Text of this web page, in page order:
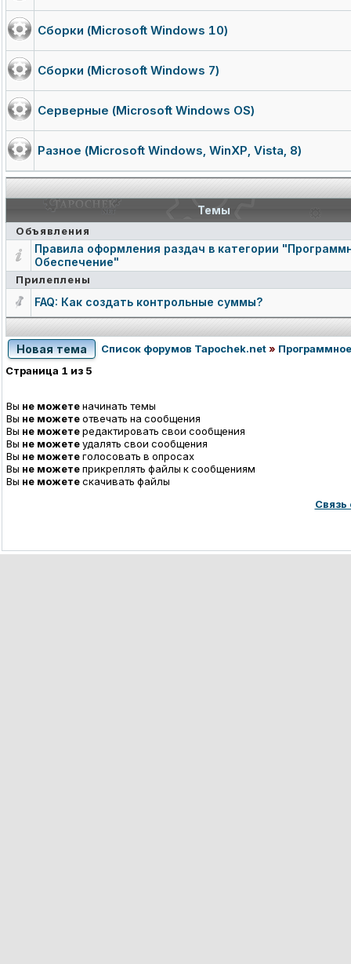
Сборки (Microsoft Windows 10)
Сборки (Microsoft Windows 7)
Серверные (Microsoft Windows OS)
Разное (Microsoft Windows, WinXP, Vista, 8)
Темы
Объявления
Правила оформления раздач в категории
Обеспечение"
Прилеплены
FAQ: Как создать контрольные суммы?
Новая тема Список форумов Tapochek.net»
Страница 1 из 5
Вы не можетеначинать темы
Вы не можетеотвечать на сообщения
Вы не можетередактировать свои сообщения
Вы не можетеудалять свои сообщения
Вы не можетеголосовать в опросах
Вы не можетеприкреплять файлы к сообщениям
Вы не можетескачивать файлы